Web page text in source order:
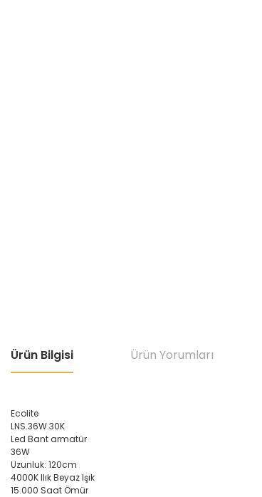
Ürün Bilgisi Ürün Yorumları
Ecolite
LNS.36W.30K
Led Bant armatür
36W
Uzunluk: 120cm
4000K Ilık Beyaz Işık
15.000 Saat Ömür